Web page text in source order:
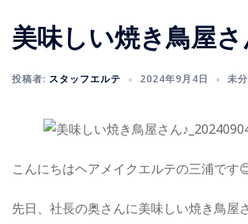
美味しい焼き鳥屋さ
投稿者: スタッフエルテ 2024年9月4日 未
こんにちはヘアメイクエルテの三浦です
先日、社長の奥さんに美味しい焼き鳥屋